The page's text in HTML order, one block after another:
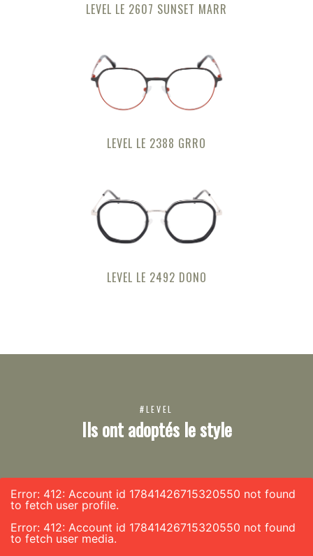
LEVEL LE 2607 SUNSET MARR
LEVEL LE 2388 GRRO
LEVEL LE 2492 DONO
#LEVEL
Ils ont adoptés le style
Error: 412: Account id 17841426715320550 not found
to fetch user profile.
Error: 412: Account id 17841426715320550 not found
to fetch user media.